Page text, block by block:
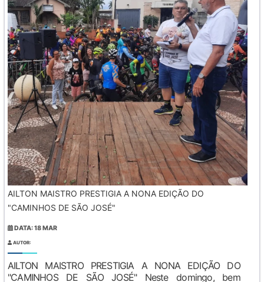
AILTON MAISTRO PRESTIGIA A NONA EDIÇÃO DO
"CAMINHOS DE SÃO JOSÉ"
DATA: 18 MAR
AUTOR:
AILTON MAISTRO PRESTIGIA A NONA EDIÇÃO DO
"CAMINHOS DE SÃO JOSÉ" Neste domingo, bem